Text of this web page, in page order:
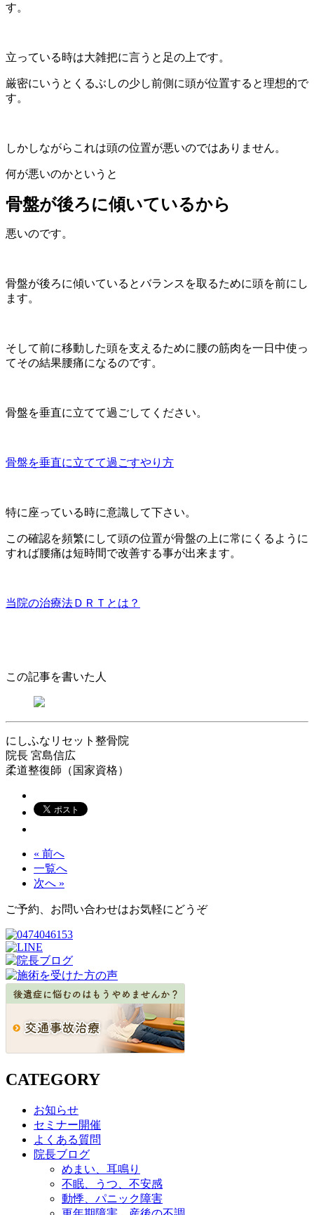
す。
立っている時は大雑把に言うと足の上です。
厳密にいうとくるぶしの少し前側に頭が位置すると理想的で
す。
しかしながらこれは頭の位置が悪いのではありません。
何が悪いのかというと
骨盤が後ろに傾いているから
悪いのです。
骨盤が後ろに傾いているとバランスを取るために頭を前にし
ます。
そして前に移動した頭を支えるために腰の筋肉を一日中使っ
てその結果腰痛になるのです。
骨盤を垂直に立てて過ごしてください。
骨盤を垂直に立てて過ごすやり方
特に座っている時に意識して下さい。
この確認を頻繁にして頭の位置が骨盤の上に常にくるように
すれば腰痛は短時間で改善する事が出来ます。
当院の治療法ＤＲＴとは？
この記事を書いた人
にしふなリセット整骨院
院長 宮島信広
柔道整復師（国家資格）
« 前へ
一覧へ
次へ »
ご予約、お問い合わせはお気軽にどうぞ
CATEGORY
お知らせ
セミナー開催
よくある質問
院長ブログ
めまい、耳鳴り
不眠、うつ、不安感
動悸、パニック障害